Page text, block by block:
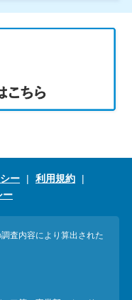
ー
利用規約
ー
査内容により算出された